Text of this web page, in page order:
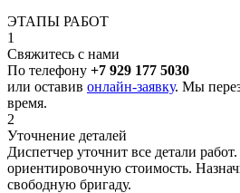
ЭТАПЫ РАБОТ
1
Свяжитесь с нами
По телефону +7 929 177 5030
или оставив онлайн-заявку. Мы
время.
2
Уточнение деталей
Диспетчер уточнит все детали
ориентировочную стоимость.
свободную бригаду.